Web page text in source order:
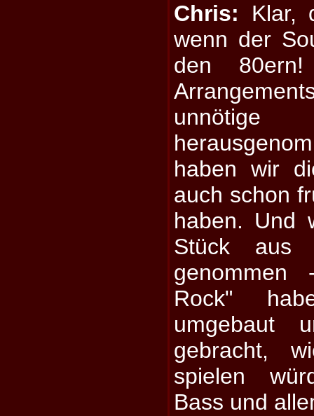
Chris: Klar,
wenn der
den
haben wir
auch schon
haben. Und
Stück aus
Rock"
umgebaut
gebracht,
spielen
Bass und